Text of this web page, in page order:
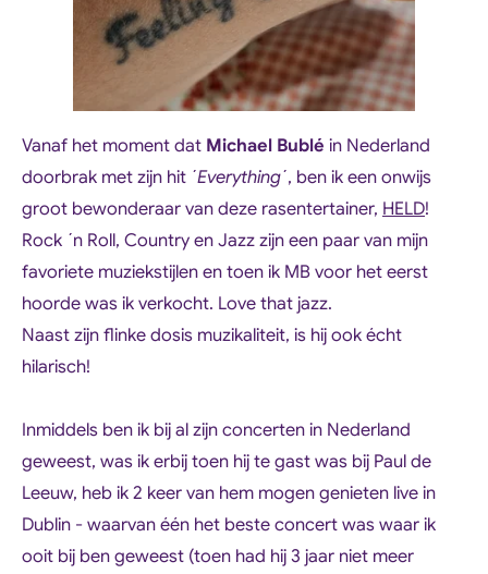
Vanaf het moment dat Michael Bublé in Nederland
doorbrak met zijn hit ´Everything´, ben ik een onwijs
groot bewonderaar van deze rasentertainer, HELD!
Rock ´n Roll, Country en Jazz zijn een paar van mijn
favoriete muziekstijlen en toen ik MB voor het eerst
hoorde was ik verkocht. Love that jazz.
Naast zijn flinke dosis muzikaliteit, is hij ook écht
hilarisch!
Inmiddels ben ik bij al zijn concerten in Nederland
geweest, was ik erbij toen hij te gast was bij Paul de
Leeuw, heb ik 2 keer van hem mogen genieten live in
Dublin - waarvan één het beste concert was waar ik
ooit bij ben geweest (toen had hij 3 jaar niet meer